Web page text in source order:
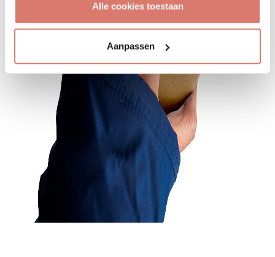
Alle cookies toestaan
Aanpassen